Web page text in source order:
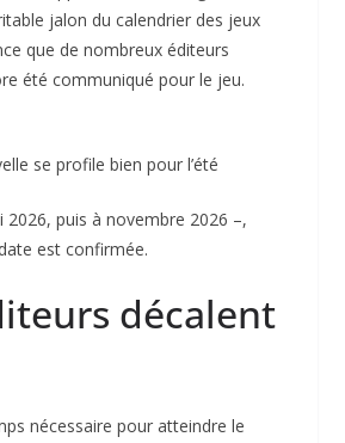
jalon du calendrier des jeux
que de nombreux éditeurs
été communiqué pour le jeu.
se profile bien pour l’été
2026, puis à novembre 2026 –,
est confirmée.
décalent
nécessaire pour atteindre le